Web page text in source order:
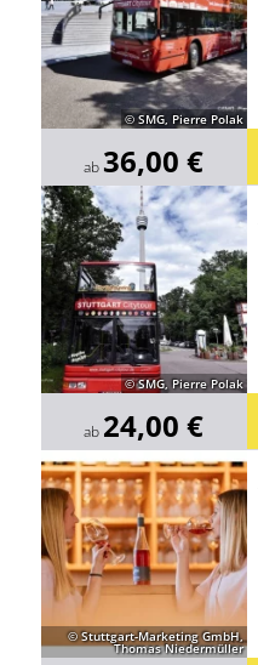
© SMG, Pierre Polak
ab 36,00 €
© SMG, Pierre Polak
ab 24,00 €
© Stuttgart-Marketing GmbH,
Thomas Niedermüller